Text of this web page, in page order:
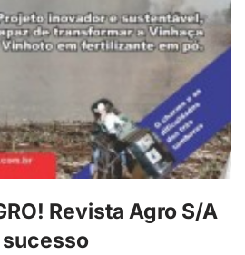
Revista Agro S/A
sucesso